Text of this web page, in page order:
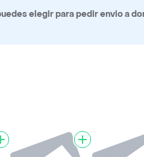
elegir para pedir envio a